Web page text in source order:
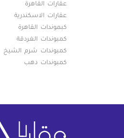
عقارات القاهرة
عقارات الاسكندرية
كبموندات القاهرة
كمبوندات الغردقة
كمبوندات شرم الشيخ
كمبوندات دهب